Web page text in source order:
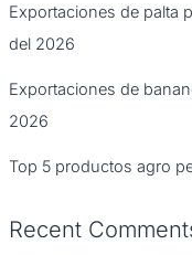
Exportaciones de palta
del 2026
Exportaciones de
2026
Top 5 productos agro
Recent